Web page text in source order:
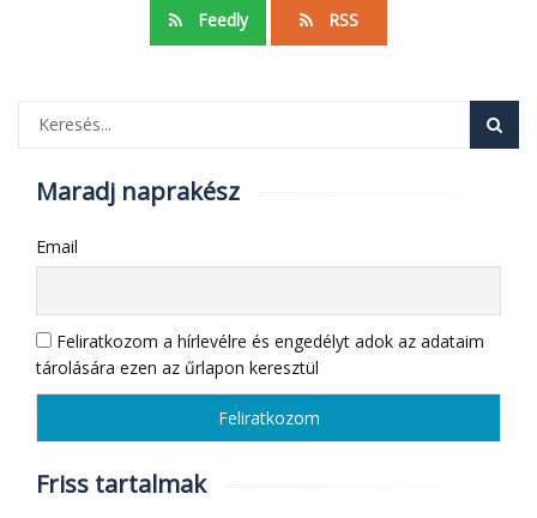
Feedly RSS
Maradj naprakész
Email
Feliratkozom a hírlevélre és engedélyt adok az adataim
tárolására ezen az űrlapon keresztül
Friss tartalmak